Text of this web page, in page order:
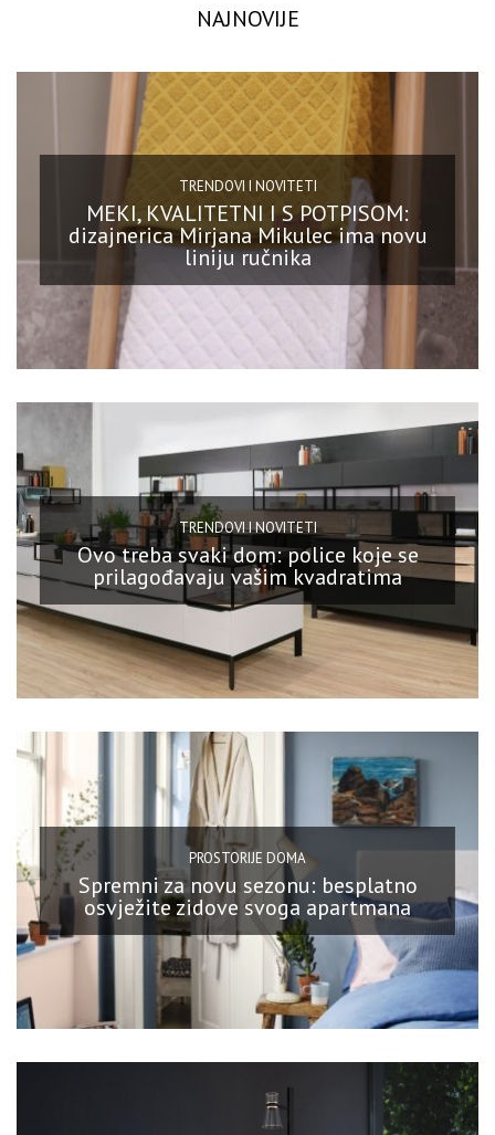
NAJNOVIJE
TRENDOVI I NOVITETI
MEKI, KVALITETNI I S POTPISOM:
dizajnerica Mirjana Mikulec ima novu
liniju ručnika
TRENDOVI I NOVITETI
Ovo treba svaki dom: police koje se
prilagođavaju vašim kvadratima
PROSTORIJE DOMA
Spremni za novu sezonu: besplatno
osvježite zidove svoga apartmana